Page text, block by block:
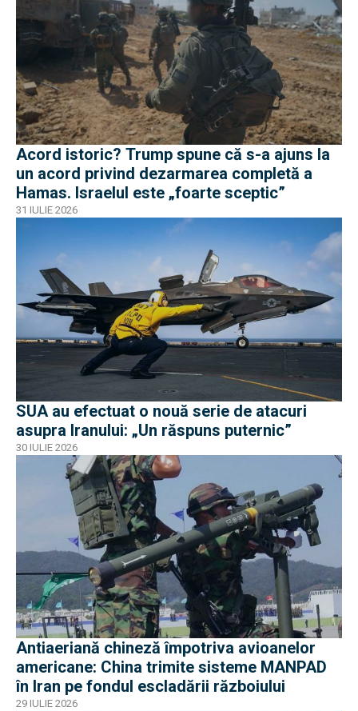
Acord istoric? Trump spune că s-a ajuns la
un acord privind dezarmarea completă a
Hamas. Israelul este „foarte sceptic”
31 IULIE 2026
SUA au efectuat o nouă serie de atacuri
asupra Iranului: „Un răspuns puternic”
30 IULIE 2026
Antiaeriană chineză împotriva avioanelor
americane: China trimite sisteme MANPAD
în Iran pe fondul escladării războiului
29 IULIE 2026